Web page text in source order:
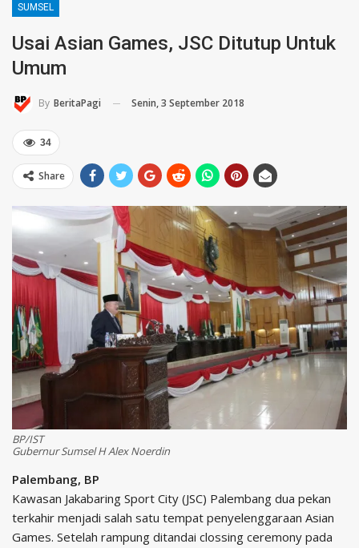
SUMSEL
Usai Asian Games, JSC Ditutup Untuk
Umum
By BeritaPagi Senin, 3 September 2018
34
Share
BP/IST
Gubernur Sumsel H Alex Noerdin
Palembang, BP
Kawasan Jakabaring Sport City (JSC) Palembang dua pekan
terkahir menjadi salah satu tempat penyelenggaraan Asian
Games. Setelah rampung ditandai clossing ceremony pada